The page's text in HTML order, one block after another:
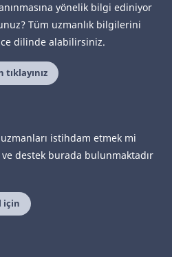
yönelik bilgi ediniyor
Tüm uzmanlık bilgilerini
dilinde alabilirsiniz.
istihdam etmek mi
destek burada bulunmaktadır
için